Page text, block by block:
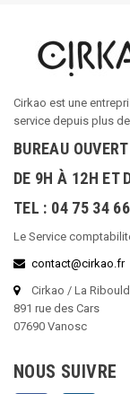
Cirkao est une
service depuis plus
BUREAU
DE 9H À 12H ET
TEL : 04 75 34
Le Service
contact@cirkao.fr
Cirkao / La
891 rue des Cars
07690 Vanosc
NOUS SUIVRE